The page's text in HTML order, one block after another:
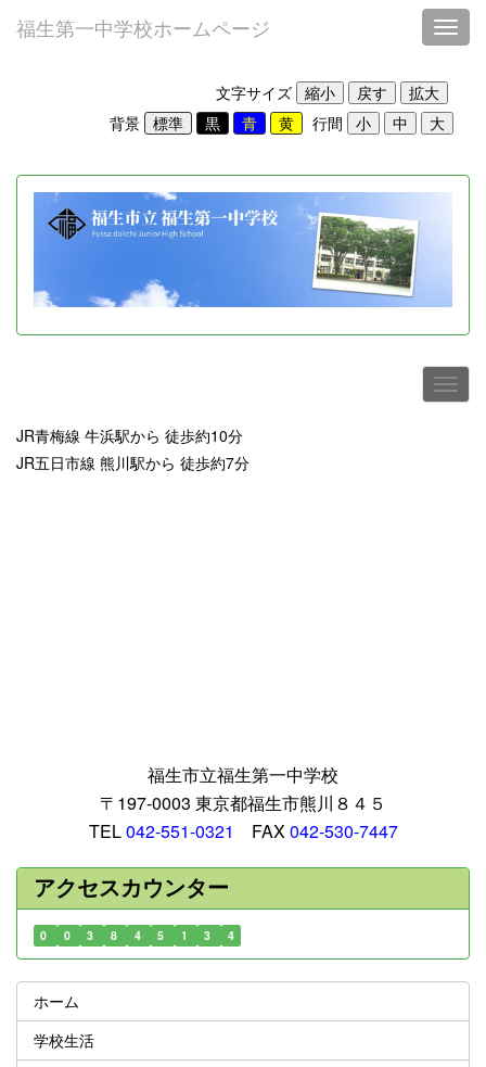
福生第一中学校ホームページ
文字サイズ
背景
行間
JR青梅線 牛浜駅から 徒歩約10分
JR五日市線 熊川駅から 徒歩約7分
福生市立福生第一中学校
〒197-0003 東京都福生市熊川８４５
TEL042-551-0321 FAX042-530-7447
アクセスカウンター
0 0 3 8 4 5 1 3 4
ホーム
学校生活